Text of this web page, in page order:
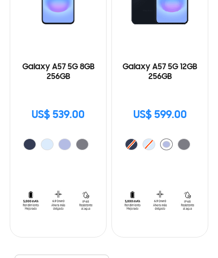
Galaxy A57 5G 8GB
256GB
US$ 539.00
Galaxy A57 5G 12GB
256GB
US$ 599.00